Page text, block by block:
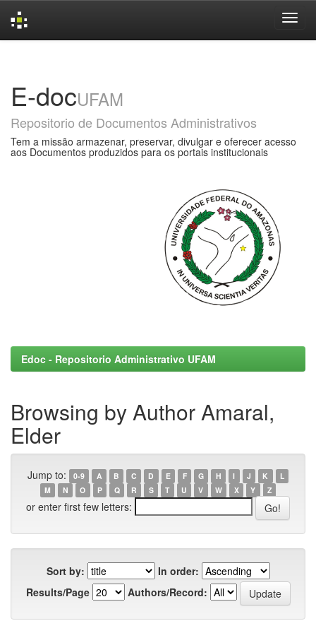
E-docUFAM
Repositorio de Documentos Administrativos
Tem a missão armazenar, preservar, divulgar e oferecer acesso
aos Documentos produzidos para os portais institucionais
Edoc - Repositorio Administrativo UFAM
Browsing by Author Amaral,
Elder
Jump to: 0-9 A B C D E F G H I J K
L
M
N O P Q R S T U V W X Y Z
or enter first few letters:
Sort by:
In order:
Results/Page
Authors/Record: